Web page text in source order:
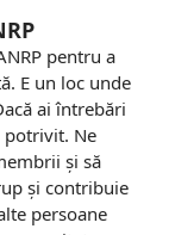
pentru a
E un loc unde
ai întrebări
potrivit. Ne
și să
și contribuie
persoane